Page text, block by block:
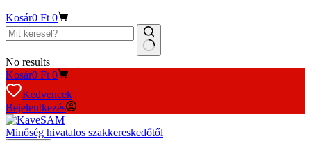
Kosár0 Ft 0
No results
Kosár0 Ft 0
Kedvencek
Bejelentkezés
Minőség hivatalos szakkereskedőtől